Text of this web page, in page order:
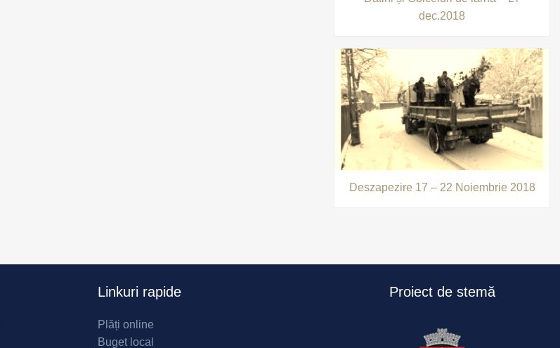
dec.2018
Deszapezire 17 – 22 Noiembrie 2018
Linkuri rapide
Plăți online
Buget local
Proiect de stemă